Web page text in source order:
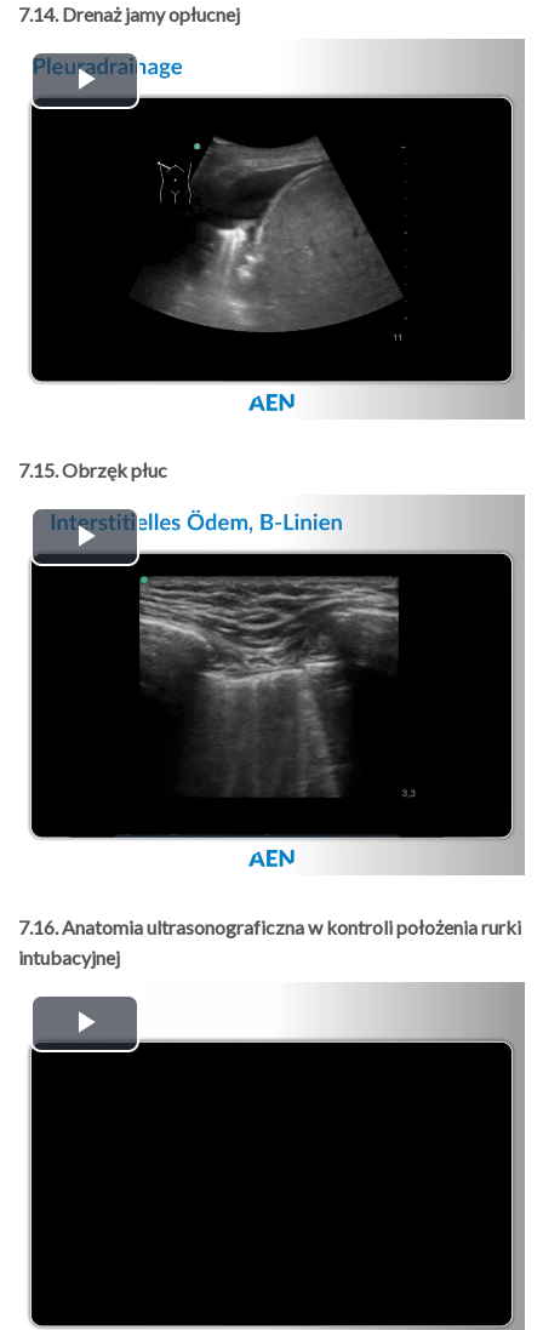
7.14. Drenaż jamy opłucnej
Play
Video
7.15. Obrzęk płuc
Play
Video
7.16. Anatomia ultrasonograficzna w kontroli położenia rurki
intubacyjnej
Play